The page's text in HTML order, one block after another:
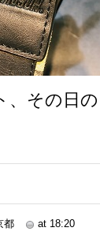
、その日
都 at 18:20